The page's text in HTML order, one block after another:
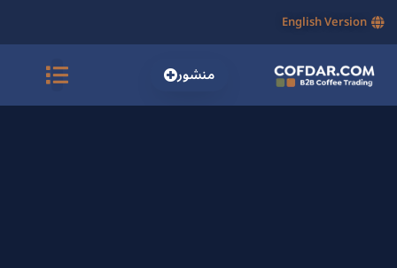
English Version
منشور